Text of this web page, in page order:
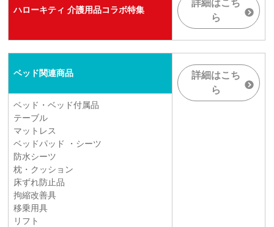
ハローキティ 介護用品コラボ特集
詳細はこち
ら
ベッド関連商品
詳細はこち
ら
ベッド・ベッド付属品
テーブル
マットレス
ベッドパッド ・シーツ
防水シーツ
枕・クッション
床ずれ防止品
拘縮改善具
移乗用具
リフト